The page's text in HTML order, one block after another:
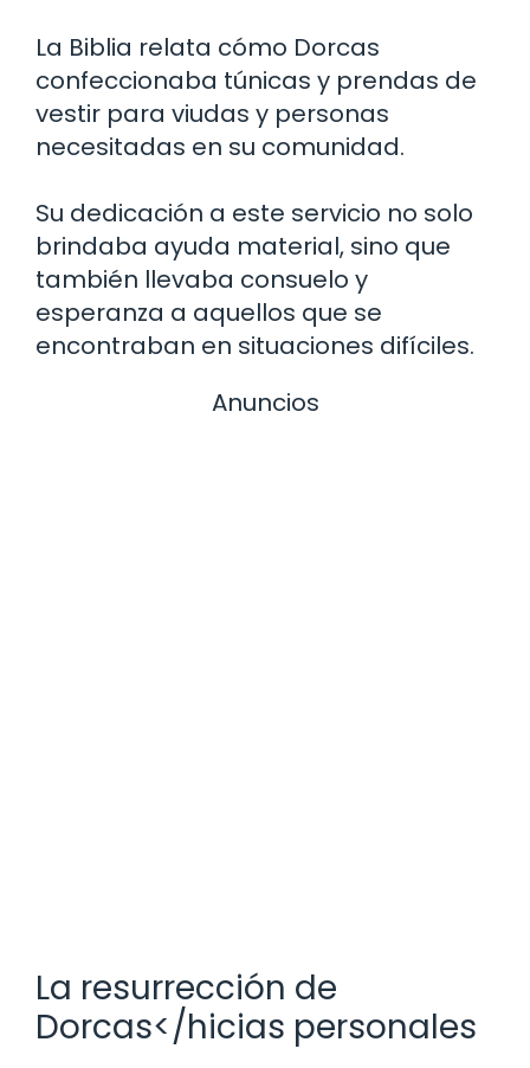
La Biblia relata cómo Dorcas
confeccionaba túnicas y prendas de
vestir para viudas y personas
necesitadas en su comunidad.
Su dedicación a este servicio no solo
brindaba ayuda material, sino que
también llevaba consuelo y
esperanza a aquellos que se
encontraban en situaciones difíciles.
Anuncios
La resurrección de
Dorcas</hicias personales